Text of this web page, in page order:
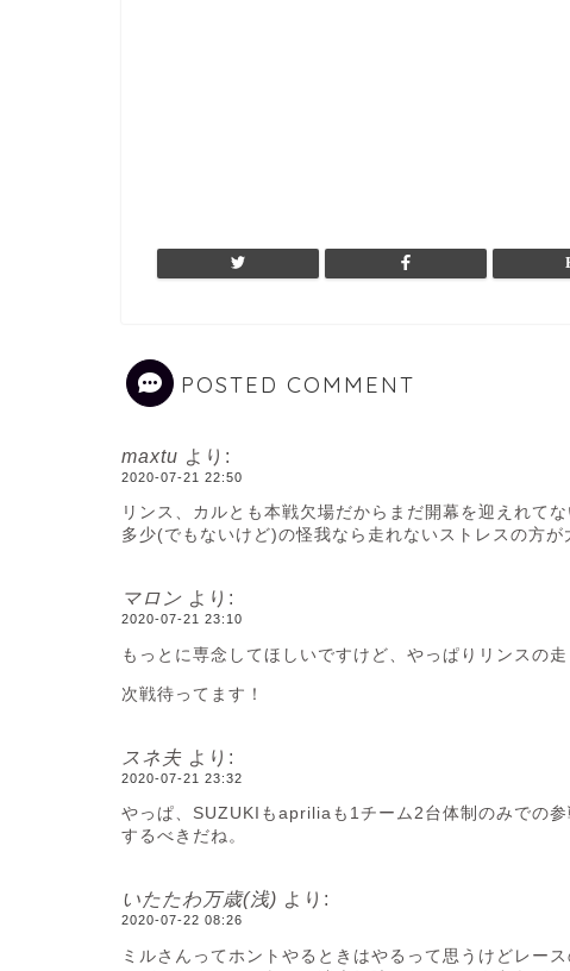
POSTED COMMENT
maxtu より:
2020-07-21 22:50
リンス、カルとも本戦欠場だからまだ開幕を迎えれて
多少(でもないけど)の怪我なら走れないストレスの方が
マロン より:
2020-07-21 23:10
もっとに専念してほしいですけど、やっぱりリンスの走
次戦待ってます！
スネ夫 より:
2020-07-21 23:32
やっぱ、SUZUKIもapriliaも1チーム2台体制のみでの
するべきだね。
いたたわ万歳(浅) より:
2020-07-22 08:26
ミルさんってホントやるときはやるって思うけどレー